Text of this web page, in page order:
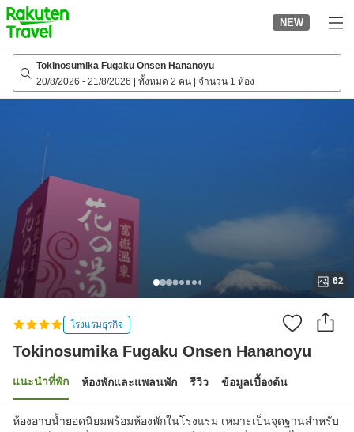
to
top
page
NEW
Tokinosumika Fugaku Onsen Hananoyu
20/8/2026 - 21/8/2026 ทั้งหมด 2 คน จำนวน 1 ห้อง
62
โรงแรมธุรกิจ
Tokinosumika Fugaku Onsen Hananoyu
แนะนำที่พัก ห้องพักและแพลนพัก รีวิว ข้อมูลเบื้องต้น
ห้องอาบน้ำยอดนิยมพร้อมห้องพักในโรงแรม เหมาะเป็นจุดฐานสำหรับ